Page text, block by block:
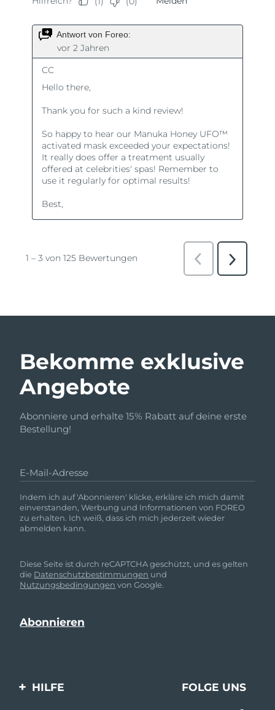
Bekomme exklusive
Angebote
Abonniere und erhalte 15% Rabatt auf deine erste
Bestellung!
E-Mail-Adresse
Indem ich auf 'Abonnieren' klicke, erkläre ich mich damit
einverstanden, Werbung und Informationen von FOREO
zu erhalten. Ich weiß, dass ich mich jederzeit wieder
abmelden kann.
Diese Seite ist durch reCAPTCHA geschützt, und es gelten
die Datenschutzbestimmungen und
Nutzungsbedingungen von Google.
HILFE FOLGE UNS